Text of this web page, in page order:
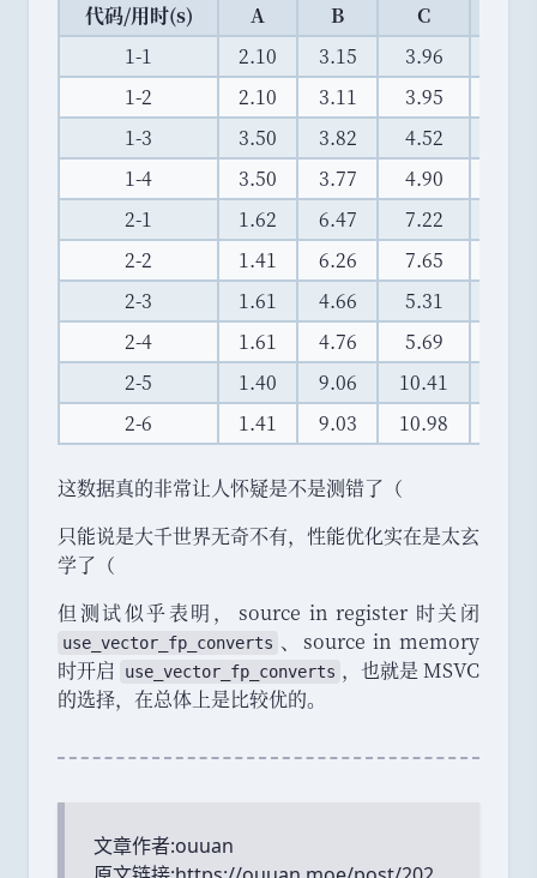
代码/用时(s) A B C
1-1
2.10 3.15 3.96
1-2
2.10 3.11 3.95
1-3
3.50 3.82 4.52
1-4
3.50 3.77 4.90
2-1
1.62 6.47 7.22
2-2
1.41 6.26 7.65
2-3
1.61 4.66 5.31
2-4
1.61 4.76 5.69
2-5
1.40 9.06 10.41
2-6
1.41 9.03 10.98
这数据真的非常让人怀疑是不是测错了 （
只能说是大千世界无奇不有， 性能优化实在是太玄
学了 （
但测试似乎表明 ， source in register 时关闭
use_ vector_ fp_ converts 、
source in memory
时开启
use_vector_ fp_ converts ， 也就是 MSVC
的选择， 在总体上是比较优的。
文章作者:ouuan